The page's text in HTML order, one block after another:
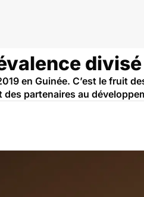
en Guinée. C’est le fruit
partenaires au